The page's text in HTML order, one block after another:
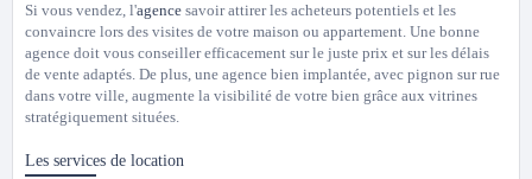
Si vous vendez, l'agence savoir attirer les acheteurs potentiels et les
convaincre lors des visites de votre maison ou appartement. Une bonne
agence doit vous conseiller efficacement sur le juste prix et sur les délais
de vente adaptés. De plus, une agence bien implantée, avec pignon sur rue
dans votre ville, augmente la visibilité de votre bien grâce aux vitrines
stratégiquement situées.
Les services de location